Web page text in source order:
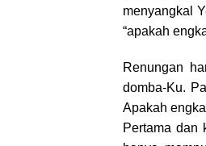
menyangkal
“apakah
Renungan
domba-Ku.
Apakah
Pertama dan